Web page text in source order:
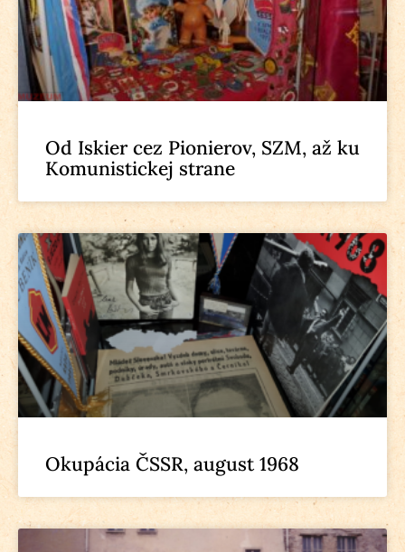
Od Iskier cez Pionierov, SZM, až ku
Komunistickej strane
Okupácia ČSSR, august 1968